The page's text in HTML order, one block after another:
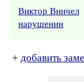
Виктор Винчел
нарушении
+ добавить